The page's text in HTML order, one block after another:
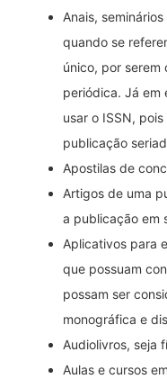
Anais,
quando se
único, por serem
periódica. Já em
usar o ISSN,
publicação
Apostilas de
Artigos de uma
a publicação em
Aplicativos para
que possuam
possam ser
monográfica e
Audiolivros, seja
Aulas e cursos